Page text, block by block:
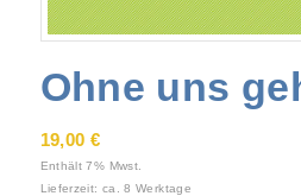
Ohne uns
19,00 €
Enthält 7% Mwst.
Lieferzeit: ca. 8 Werktage